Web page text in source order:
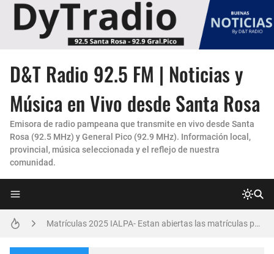
D&T Radio 92.5 FM | Noticias y
Música en Vivo desde Santa Rosa
Emisora de radio pampeana que transmite en vivo desde Santa
Rosa (92.5 MHz) y General Pico (92.9 MHz). Información local,
provincial, música seleccionada y el reflejo de nuestra
comunidad.
Un Faro de Cuidado para Nuestros Mayores
La Experiencia "Pampa Adentro" en 4x4:
Invitación Taller “Padres preparados, hijos con carácter”
Vicky Fleck presenta su primer trabajo musical AMENA...
Matrículas 2025 IALPA- Estan abiertas las matrículas para Jardin de Infantes.